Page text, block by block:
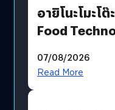
อายิโนะโมะโ
Food
บริโภคและ B2B
07/08/2026
Read More